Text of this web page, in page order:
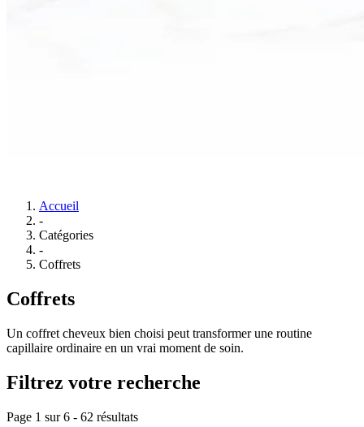
Accueil
-
Catégories
-
Coffrets
Coffrets
Un coffret cheveux bien choisi peut transformer une routine
capillaire ordinaire en un vrai moment de soin.
Filtrez votre recherche
Page 1 sur6 - 62 résultats